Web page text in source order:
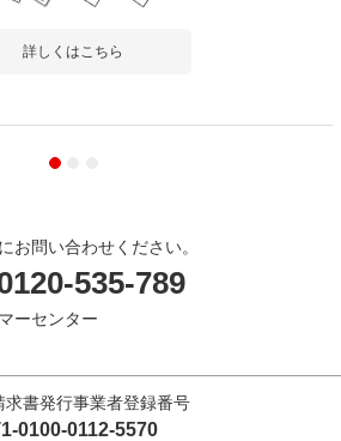
詳しくはこちら
お問い合わせください。
535-789
ーセンター
求書発行事業者登録番号
0100-0112-5570